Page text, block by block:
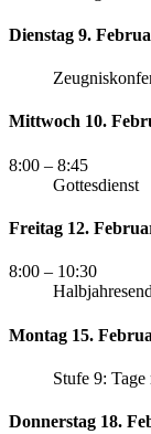
Dienstag 9.
Mittwoch 10.
8:00 – 8:45
Gottesdienst
Freitag 12.
8:00 – 10:30
Montag 15.
Stufe 9:
Donnerstag 18.